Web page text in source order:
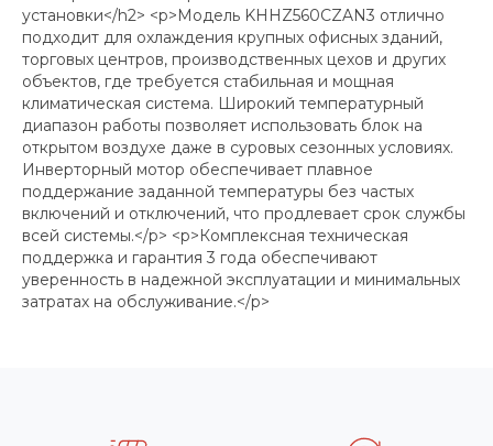
установки</h2> <p>Модель KHHZ560CZAN3 отлично
подходит для охлаждения крупных офисных зданий,
торговых центров, производственных цехов и других
объектов, где требуется стабильная и мощная
климатическая система. Широкий температурный
диапазон работы позволяет использовать блок на
открытом воздухе даже в суровых сезонных условиях.
Инверторный мотор обеспечивает плавное
поддержание заданной температуры без частых
включений и отключений, что продлевает срок службы
всей системы.</p> <p>Комплексная техническая
поддержка и гарантия 3 года обеспечивают
уверенность в надежной эксплуатации и минимальных
затратах на обслуживание.</p>